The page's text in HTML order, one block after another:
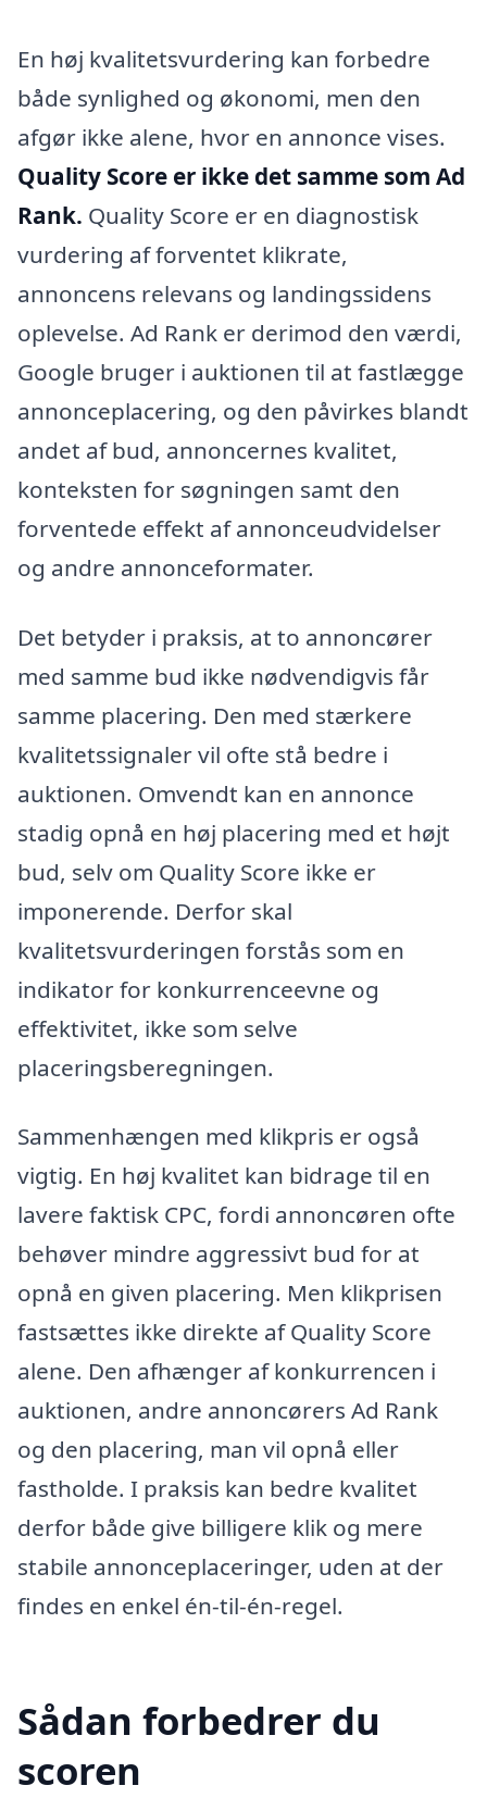
En høj kvalitetsvurdering kan forbedre
både synlighed og økonomi, men den
afgør ikke alene, hvor en annonce vises.
Quality Score er ikke det samme som Ad
Rank. Quality Score er en diagnostisk
vurdering af forventet klikrate,
annoncens relevans og landingssidens
oplevelse. Ad Rank er derimod den værdi,
Google bruger i auktionen til at fastlægge
annonceplacering, og den påvirkes blandt
andet af bud, annoncernes kvalitet,
konteksten for søgningen samt den
forventede effekt af annonceudvidelser
og andre annonceformater.
Det betyder i praksis, at to annoncører
med samme bud ikke nødvendigvis får
samme placering. Den med stærkere
kvalitetssignaler vil ofte stå bedre i
auktionen. Omvendt kan en annonce
stadig opnå en høj placering med et højt
bud, selv om Quality Score ikke er
imponerende. Derfor skal
kvalitetsvurderingen forstås som en
indikator for konkurrenceevne og
effektivitet, ikke som selve
placeringsberegningen.
Sammenhængen med klikpris er også
vigtig. En høj kvalitet kan bidrage til en
lavere faktisk CPC, fordi annoncøren ofte
behøver mindre aggressivt bud for at
opnå en given placering. Men klikprisen
fastsættes ikke direkte af Quality Score
alene. Den afhænger af konkurrencen i
auktionen, andre annoncørers Ad Rank
og den placering, man vil opnå eller
fastholde. I praksis kan bedre kvalitet
derfor både give billigere klik og mere
stabile annonceplaceringer, uden at der
findes en enkel én-til-én-regel.
Sådan forbedrer du
scoren